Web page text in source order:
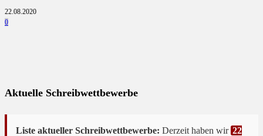
22.08.2020
0
Aktuelle Schreibwettbewerbe
Liste aktueller Schreibwettbewerbe: Derzeit haben wir 22